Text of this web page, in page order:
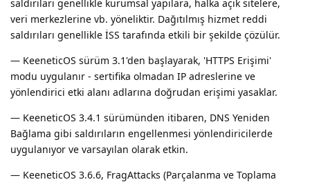
saldırıları genellikle kurumsal yapılara, halka açık sitelere,
veri merkezlerine vb. yöneliktir. Dağıtılmış hizmet reddi
saldırıları genellikle İSS tarafında etkili bir şekilde çözülür.
— KeeneticOS sürüm 3.1'den başlayarak, 'HTTPS Erişimi'
modu uygulanır - sertifika olmadan IP adreslerine ve
yönlendirici etki alanı adlarına doğrudan erişimi yasaklar.
— KeeneticOS 3.4.1 sürümünden itibaren, DNS Yeniden
Bağlama gibi saldırıların engellenmesi yönlendiricilerde
uygulanıyor ve varsayılan olarak etkin.
— KeeneticOS 3.6.6, FragAttacks (Parçalanma ve Toplama